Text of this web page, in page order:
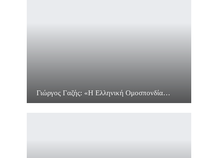
Γιώργος Γαζής: «Η Ελληνική Ομοσπονδία…